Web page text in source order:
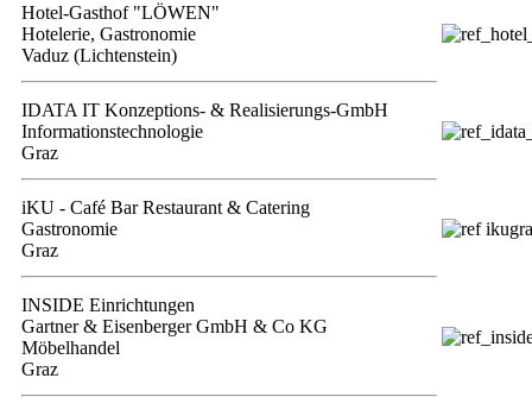
Hotel-Gasthof "LÖWEN"
Hotelerie, Gastronomie
Vaduz (Lichtenstein)
IDATA IT Konzeptions- & Realisierungs-GmbH
Informationstechnologie
Graz
iKU - Café Bar Restaurant & Catering
Gastronomie
Graz
INSIDE Einrichtungen
Gartner & Eisenberger GmbH & Co KG
Möbelhandel
Graz